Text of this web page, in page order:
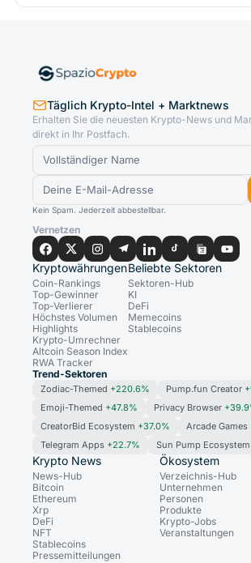
Täglich Krypto-Intel + Marktnews
Erhalten Sie die neuesten Krypto-News und
direkt in Ihr Postfach.
Kein Spam. Jederzeit abbestellbar.
Vernetzen
Kryptowährungen
Coin-Rankings
Top-Gewinner
Top-Verlierer
Höchstes Volumen
Highlights
Krypto-Umrechner
Altcoin Season Index
RWA Tracker
Beliebte Sektoren
Sektoren-Hub
KI
DeFi
Memecoins
Stablecoins
Trend-Sektoren
Zodiac-Themed +220.6% Pump.fun Creator
Emoji-Themed +47.8% Privacy Browser
CreatorBid Ecosystem +37.0% Arcade Games
Telegram Apps +22.7% Sun Pump Ecosystem
Krypto News
News-Hub
Bitcoin
Ethereum
Xrp
DeFi
NFT
Stablecoins
Pressemitteilungen
Ökosystem
Verzeichnis-Hub
Unternehmen
Personen
Produkte
Krypto-Jobs
Veranstaltungen